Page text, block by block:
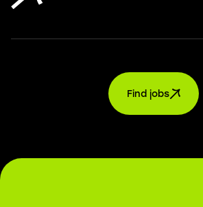
Find jobs